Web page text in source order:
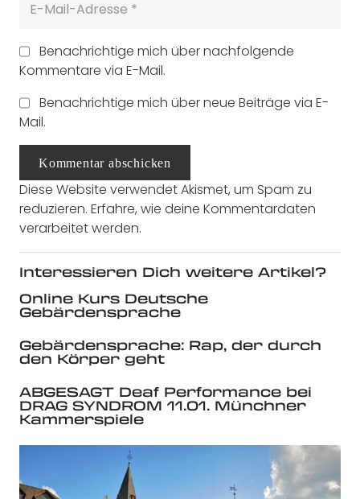
Benachrichtige mich über nachfolgende
Kommentare via E-Mail.
Benachrichtige mich über neue Beiträge via E-
Mail.
Kommentar abschicken
Diese Website verwendet Akismet, um Spam zu
reduzieren. Erfahre, wie deine Kommentardaten
verarbeitet werden.
Interessieren Dich weitere Artikel?
Online Kurs Deutsche
Gebärdensprache
Gebärdensprache: Rap, der durch
den Körper geht
ABGESAGT Deaf Performance bei
DRAG SYNDROM 11.01. Münchner
Kammerspiele